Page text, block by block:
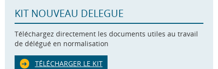
KIT NOUVEAU DELEGUE
Téléchargez directement les documents utiles au travail
de délégué en normalisation
TÉLÉCHARGER LE KIT